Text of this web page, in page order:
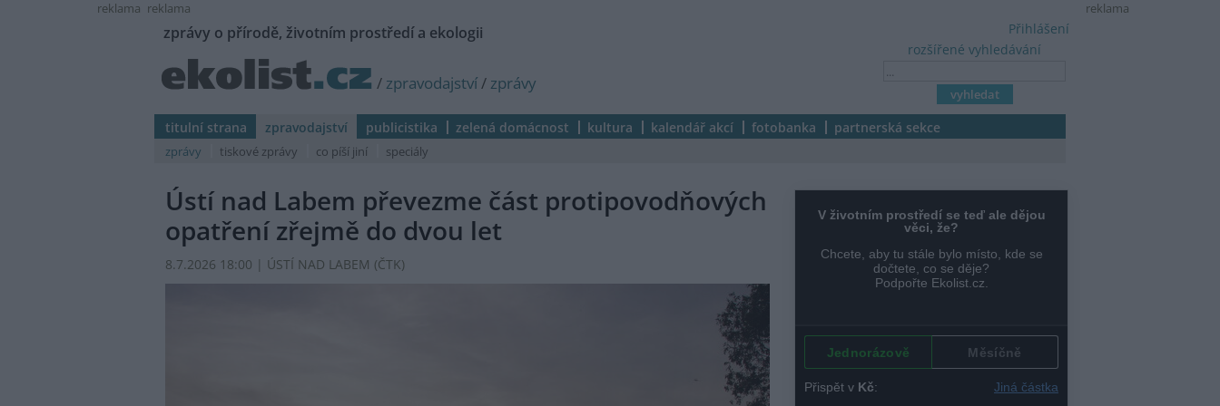
reklama
reklama reklama
zprávy o přírodě, životním prostředí a ekologii
/ zpravodajství/ zprávy
rozšířené vyhledávání
Přihlášení
titulní strana zpravodajství publicistika zelená domácnost kultura kalendář akcí fotobanka partnerská sekce
zprávy tiskové zprávy co píší jiní speciály
Ústí nad Labem převezme část protipovodňových
opatření zřejmě do dvou let
8.7.2026 18:00 | ÚSTÍ NAD LABEM (ČTK)